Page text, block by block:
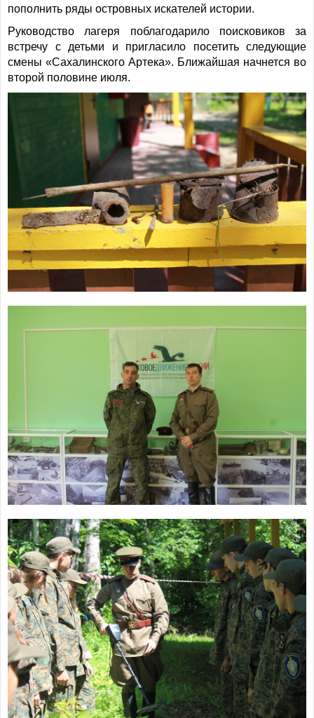
пополнить ряды островных искателей истории.
Руководство лагеря поблагодарило поисковиков за
встречу с детьми и пригласило посетить следующие
смены «Сахалинского Артека». Ближайшая начнется во
второй половине июля.